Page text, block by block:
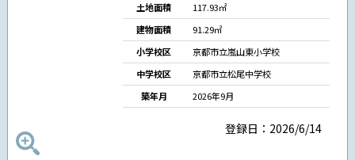
土地面積
117.93㎡
建物面積
91.29㎡
小学校区
京都市立嵐山東小学校
中学校区
京都市立松尾中学校
築年月
2026年9月
登録日：2026/6/14